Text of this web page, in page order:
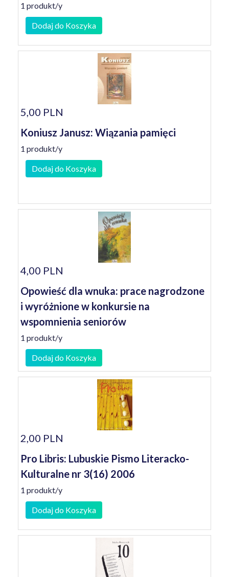
1 produkt/y
Dodaj do Koszyka
5,00 PLN
Koniusz Janusz: Wiązania pamięci
1 produkt/y
Dodaj do Koszyka
4,00 PLN
Opowieść dla wnuka: prace nagrodzone
i wyróżnione w konkursie na
wspomnienia seniorów
1 produkt/y
Dodaj do Koszyka
2,00 PLN
Pro Libris: Lubuskie Pismo Literacko-
Kulturalne nr 3(16) 2006
1 produkt/y
Dodaj do Koszyka